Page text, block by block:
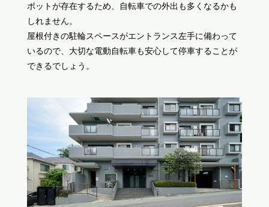
ポットが存在するため、自転車での外出も多くなるかも
しれません。
屋根付きの駐輪スペースがエントランス左手に備わって
いるので、大切な電動自転車も安心して停車することが
できるでしょう。